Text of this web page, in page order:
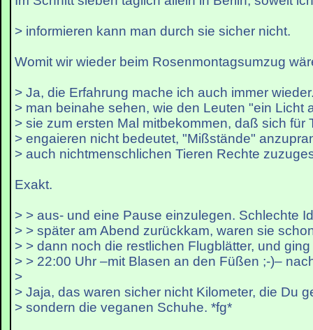
> informieren kann man durch sie sicher nicht.
Womit wir wieder beim Rosenmontagsumzug
> Ja, die Erfahrung mache ich auch immer
> man beinahe sehen, wie den Leuten "ein Licht
> sie zum ersten Mal mitbekommen, daß sich für
> engaieren nicht bedeutet, "Mißstände"
> auch nichtmenschlichen Tieren Rechte
Exakt.
> > aus- und eine Pause einzulegen. Schlechte
> > später am Abend zurückkam, waren sie
> > dann noch die restlichen Flugblätter, und
> > 22:00 Uhr –mit Blasen an den Füßen ;-)–
>
> Jaja, das waren sicher nicht Kilometer, die Du
> sondern die veganen Schuhe. *fg*